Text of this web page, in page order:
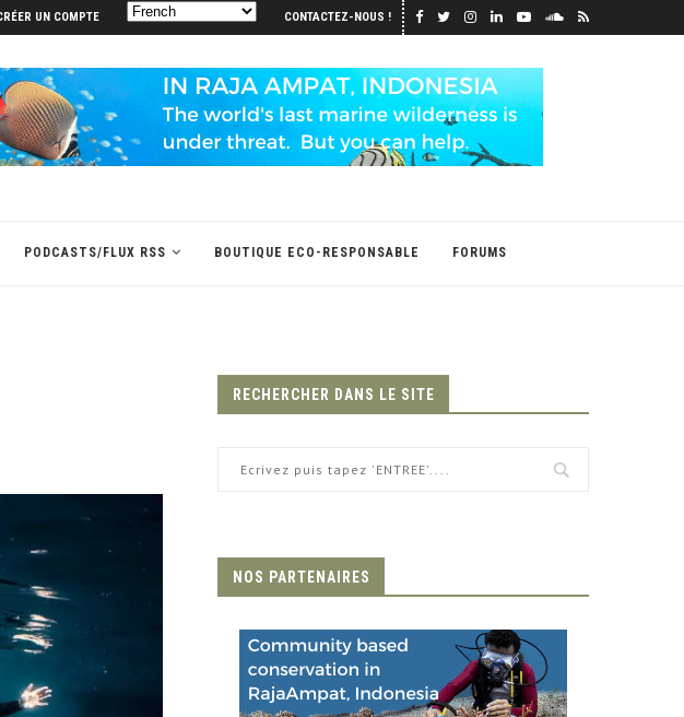
UN COMPTE CONTACTEZ-NOUS !
PODCASTS/FLUX RSS BOUTIQUE ECO-RESPONSABLE FORUMS
RECHERCHER DANS LE SITE
NOS PARTENAIRES